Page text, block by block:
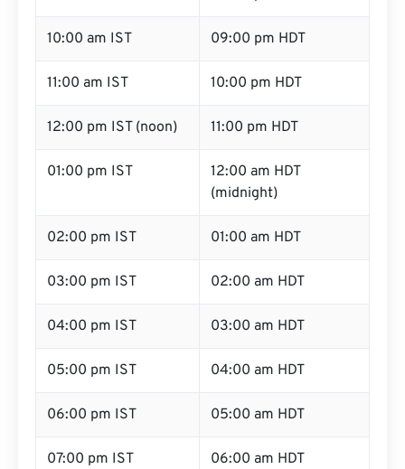
10:00 am IST 09:00 pm HDT
11:00 am IST 10:00 pm HDT
12:00 pm IST (noon) 11:00 pm HDT
01:00 pm IST
12:00 am HDT
(midnight)
02:00 pm IST 01:00 am HDT
03:00 pm IST 02:00 am HDT
04:00 pm IST 03:00 am HDT
05:00 pm IST 04:00 am HDT
06:00 pm IST 05:00 am HDT
07:00 pm IST 06:00 am HDT